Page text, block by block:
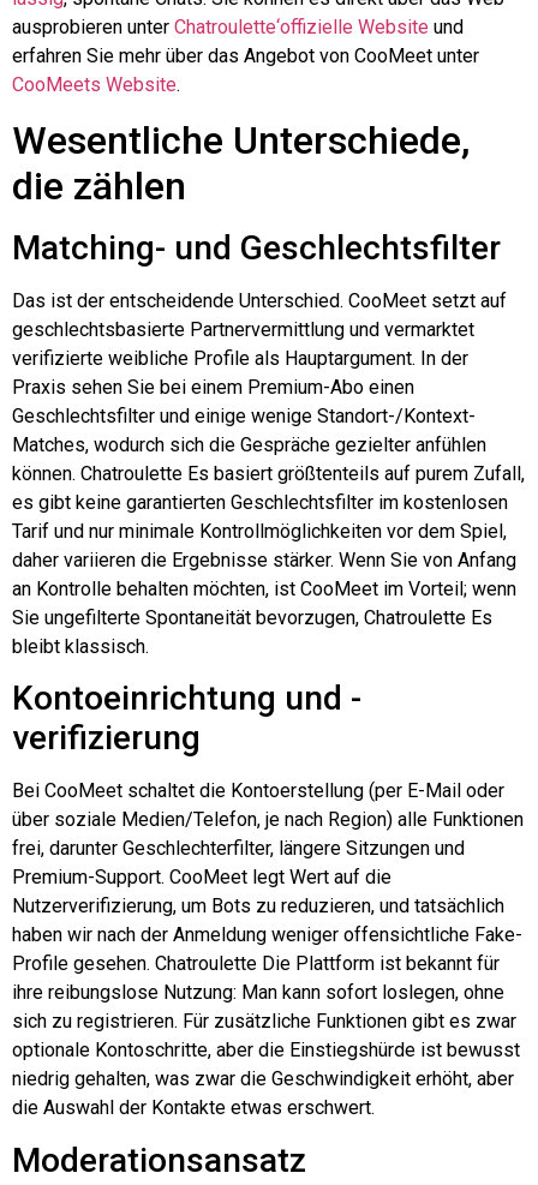
ausprobieren unter Chatroulette‘offizielle Website und
erfahren Sie mehr über das Angebot von CooMeet unter
CooMeets Website.
Wesentliche Unterschiede,
die zählen
Matching- und Geschlechtsfilter
Das ist der entscheidende Unterschied. CooMeet setzt auf
geschlechtsbasierte Partnervermittlung und vermarktet
verifizierte weibliche Profile als Hauptargument. In der
Praxis sehen Sie bei einem Premium-Abo einen
Geschlechtsfilter und einige wenige Standort-/Kontext-
Matches, wodurch sich die Gespräche gezielter anfühlen
können. Chatroulette Es basiert größtenteils auf purem Zufall,
es gibt keine garantierten Geschlechtsfilter im kostenlosen
Tarif und nur minimale Kontrollmöglichkeiten vor dem Spiel,
daher variieren die Ergebnisse stärker. Wenn Sie von Anfang
an Kontrolle behalten möchten, ist CooMeet im Vorteil; wenn
Sie ungefilterte Spontaneität bevorzugen, Chatroulette Es
bleibt klassisch.
Kontoeinrichtung und -
verifizierung
Bei CooMeet schaltet die Kontoerstellung (per E-Mail oder
über soziale Medien/Telefon, je nach Region) alle Funktionen
frei, darunter Geschlechterfilter, längere Sitzungen und
Premium-Support. CooMeet legt Wert auf die
Nutzerverifizierung, um Bots zu reduzieren, und tatsächlich
haben wir nach der Anmeldung weniger offensichtliche Fake-
Profile gesehen. Chatroulette Die Plattform ist bekannt für
ihre reibungslose Nutzung: Man kann sofort loslegen, ohne
sich zu registrieren. Für zusätzliche Funktionen gibt es zwar
optionale Kontoschritte, aber die Einstiegshürde ist bewusst
niedrig gehalten, was zwar die Geschwindigkeit erhöht, aber
die Auswahl der Kontakte etwas erschwert.
Moderationsansatz